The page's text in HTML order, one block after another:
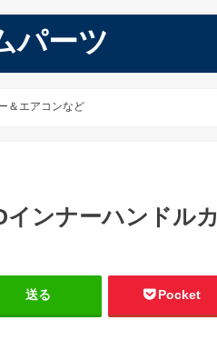
パーツ
＆エアコンなど
ンナーハンドルカ
送る Pocket